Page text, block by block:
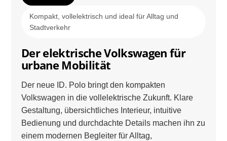
Kompakt, vollelektrisch und ideal für Alltag und
Stadtverkehr
Der elektrische Volkswagen für
urbane Mobilität
Der neue ID. Polo bringt den kompakten
Volkswagen in die vollelektrische Zukunft. Klare
Gestaltung, übersichtliches Interieur, intuitive
Bedienung und durchdachte Details machen ihn zu
einem modernen Begleiter für Alltag,